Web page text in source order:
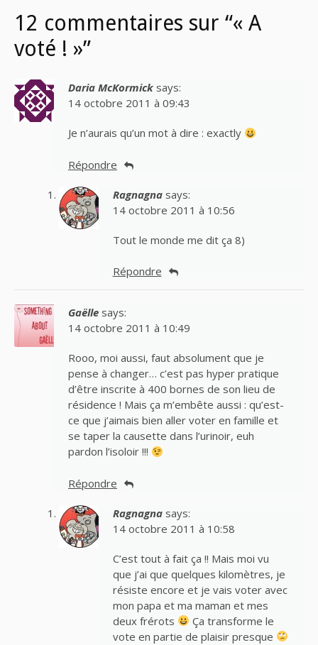
12 commentaires sur “« A
voté ! »”
Daria McKormick says:
14 octobre 2011 à 09:43
Je n’aurais qu’un mot à dire : exactly
Répondre
Ragnagna says:
14 octobre 2011 à 10:56
Tout le monde me dit ça 8)
Répondre
Gaëlle says:
14 octobre 2011 à 10:49
Rooo, moi aussi, faut absolument que je
pense à changer… c’est pas hyper pratique
d’être inscrite à 400 bornes de son lieu de
résidence ! Mais ça m’embête aussi : qu’est-
ce que j’aimais bien aller voter en famille et
se taper la causette dans l’urinoir, euh
pardon l’isoloir !!!
Répondre
Ragnagna says:
14 octobre 2011 à 10:58
C’est tout à fait ça !! Mais moi vu
que j’ai que quelques kilomètres, je
résiste encore et je vais voter avec
mon papa et ma maman et mes
deux frérots
Ça transforme le
vote en partie de plaisir presque